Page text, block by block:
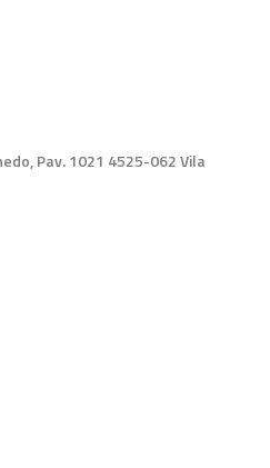
Pav. 1021 4525-062 Vila